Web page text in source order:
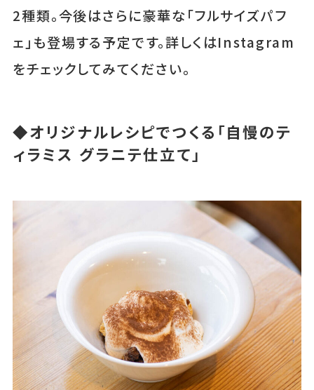
2種類。今後はさらに豪華な「フルサイズパフ
ェ」も登場する予定です。詳しくはInstagram
をチェックしてみてください。
◆オリジナルレシピでつくる「自慢のテ
ィラミス グラニテ仕立て」